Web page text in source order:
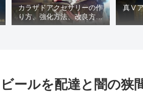
カラザドアクセサリーの作
り方、強化方法、改良方法
などまとめ【黒い砂漠冒険
真Ⅴア
ールを配達と闇の狭